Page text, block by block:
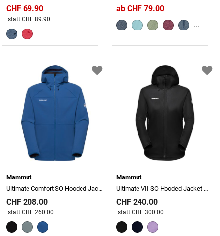
CHF 69.90
Preis reduziert von
statt CHF 89.90
ab CHF 79.00
...
Mammut
Ultimate Comfort SO Hooded Jacket Men
CHF 208.00
Preis reduziert von
statt CHF 260.00
Mammut
Ultimate VII SO Hooded Jacket Women
CHF 240.00
Preis reduziert von
statt CHF 300.00